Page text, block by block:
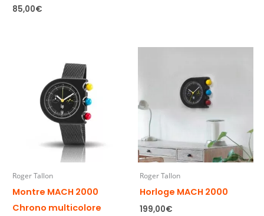
85,00€
Roger Tallon
Montre MACH 2000
Chrono multicolore
Roger Tallon
Horloge MACH 2000
199,00€